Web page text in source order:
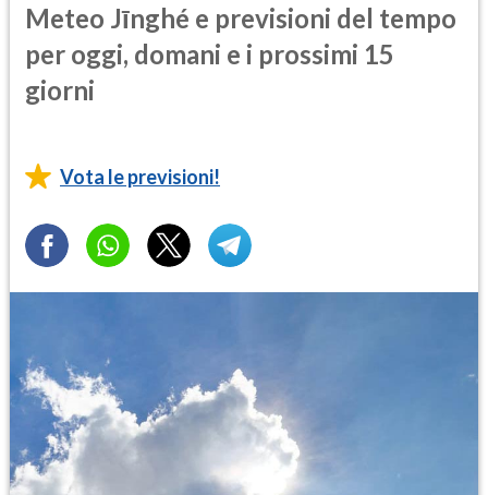
Meteo Jīnghé e previsioni del tempo
per oggi, domani e i prossimi 15
giorni
Vota le previsioni!